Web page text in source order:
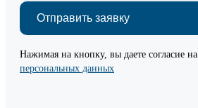
Нажимая на кнопку, вы даете согласие на
персональных данных